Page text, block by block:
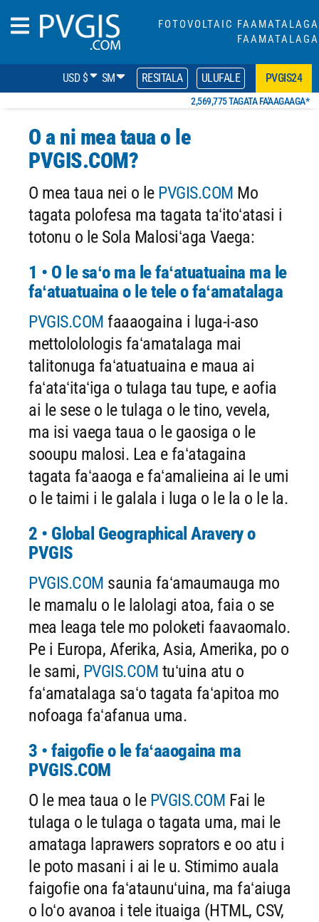
FOTOVOLTAIC FAAMATALAGA
FAAMATALAGA
USD $ SM RESITALA ULUFALE PVGIS24
2,569,775 TAGATA FA'AAGAAGA*
O a ni mea taua o le
PVGIS.COM?
O mea taua nei o le PVGIS.COM Mo
tagata polofesa ma tagata taʻitoʻatasi i
totonu o le Sola Malosiʻaga Vaega:
1 • O le saʻo ma le faʻatuatuaina ma le
faʻatuatuaina o le tele o faʻamatalaga
PVGIS.COM faaaogaina i luga-i-aso
mettololologis faʻamatalaga mai
talitonuga faʻatuatuaina e maua ai
faʻataʻitaʻiga o tulaga tau tupe, e aofia
ai le sese o le tulaga o le tino, vevela,
ma isi vaega taua o le gaosiga o le
sooupu malosi. Lea e faʻatagaina
tagata faʻaaoga e faʻamalieina ai le umi
o le taimi i le galala i luga o le la o le la.
2 • Global Geographical Aravery o
PVGIS
PVGIS.COM saunia faʻamaumauga mo
le mamalu o le lalolagi atoa, faia o se
mea leaga tele mo poloketi faavaomalo.
Pe i Europa, Aferika, Asia, Amerika, po o
le sami, PVGIS.COM tuʻuina atu o
faʻamatalaga saʻo tagata faʻapitoa mo
nofoaga faʻafanua uma.
3 • faigofie o le faʻaaogaina ma
PVGIS.COM
O le mea taua o le PVGIS.COM Fai le
tulaga o le tulaga o tagata uma, mai le
amataga laprawers soprators e oo atu i
le poto masani i ai le u. Stimimo auala
faigofie ona faʻataunuʻuina, ma faʻaiuga
o loʻo avanoa i tele ituaiga (HTML, CSV,